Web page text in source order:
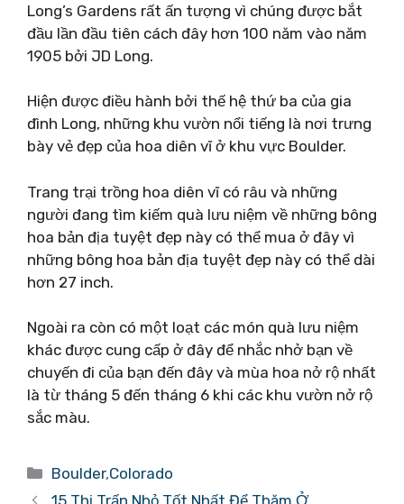
Long’s Gardens rất ấn tượng vì chúng được bắt
đầu lần đầu tiên cách đây hơn 100 năm vào năm
1905 bởi JD Long.
Hiện được điều hành bởi thế hệ thứ ba của gia
đình Long, những khu vườn nổi tiếng là nơi trưng
bày vẻ đẹp của hoa diên vĩ ở khu vực Boulder.
Trang trại trồng hoa diên vĩ có râu và những
người đang tìm kiếm quà lưu niệm về những bông
hoa bản địa tuyệt đẹp này có thể mua ở đây vì
những bông hoa bản địa tuyệt đẹp này có thể dài
hơn 27 inch.
Ngoài ra còn có một loạt các món quà lưu niệm
khác được cung cấp ở đây để nhắc nhở bạn về
chuyến đi của bạn đến đây và mùa hoa nở rộ nhất
là từ tháng 5 đến tháng 6 khi các khu vườn nở rộ
sắc màu.
Danh
mục
Boulder,Colorado
15 Thị Trấn Nhỏ Tốt Nhất Để Thăm Ở